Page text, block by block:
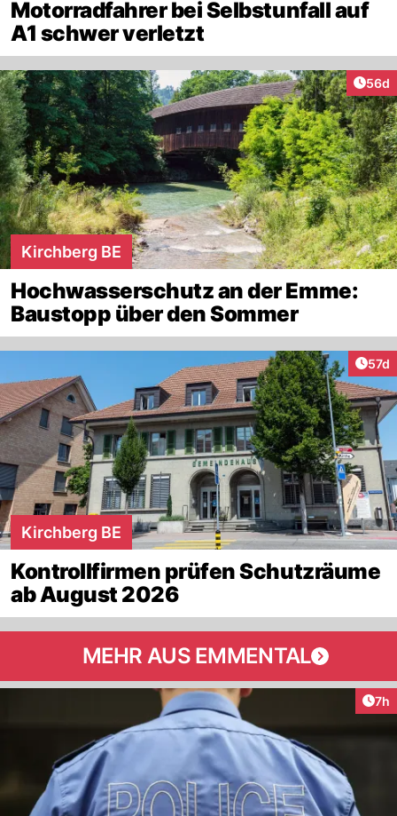
Motorradfahrer bei Selbstunfall auf
A1 schwer verletzt
56d
Kirchberg BE
Hochwasserschutz an der Emme:
Baustopp über den Sommer
57d
Kirchberg BE
Kontrollfirmen prüfen Schutzräume
ab August 2026
MEHR AUS EMMENTAL
7h